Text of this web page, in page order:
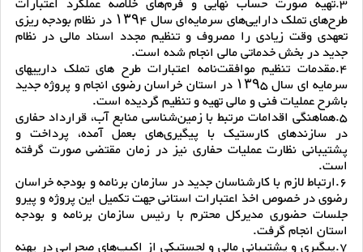
طرح‌های تملک دارایی‌های سرمایه‌ای سال ۱۳۹۴ در نظام بودجه ریزی
تعهدی وقت زیادی را مصروف و تنظیم مجدد اسناد مالی در نظام
جدید در بخش خدماتی مالی انجام شده است.
4.مقدمات تنظیم موافقت‌نامه اعتبارات طرح های تملک دارییهای
سرمایه ای سال ۱۳۹۵ در استان خراسان رضوی انجام و پروژه جدید
باشرح عملیات فنی و مالی تهیه و تنظیم گردیده است.
5.هماهنگی اقدامات مرتبط با زمین‌شناسی منابع آب، قرارداد حفاری
در سازندهای کارستیک با پیگیری‌های بعمل آمده، پرداخت و
پشتیبانی نظارت عملیات حفاری نیز در زمان مقتضی صورت گرفته
است.
6.ارتباط لازم با کارشناسان جدید در سازمان برنامه و بودجه خراسان
رضوی در خصوص اخذ اعتبارات استانی جهت تکمیل این پروژه و پیرو
جلسات حضوری مدیرکل محترم با رئیس سازمان برنامه و بودجه
استان انجام گرفت.